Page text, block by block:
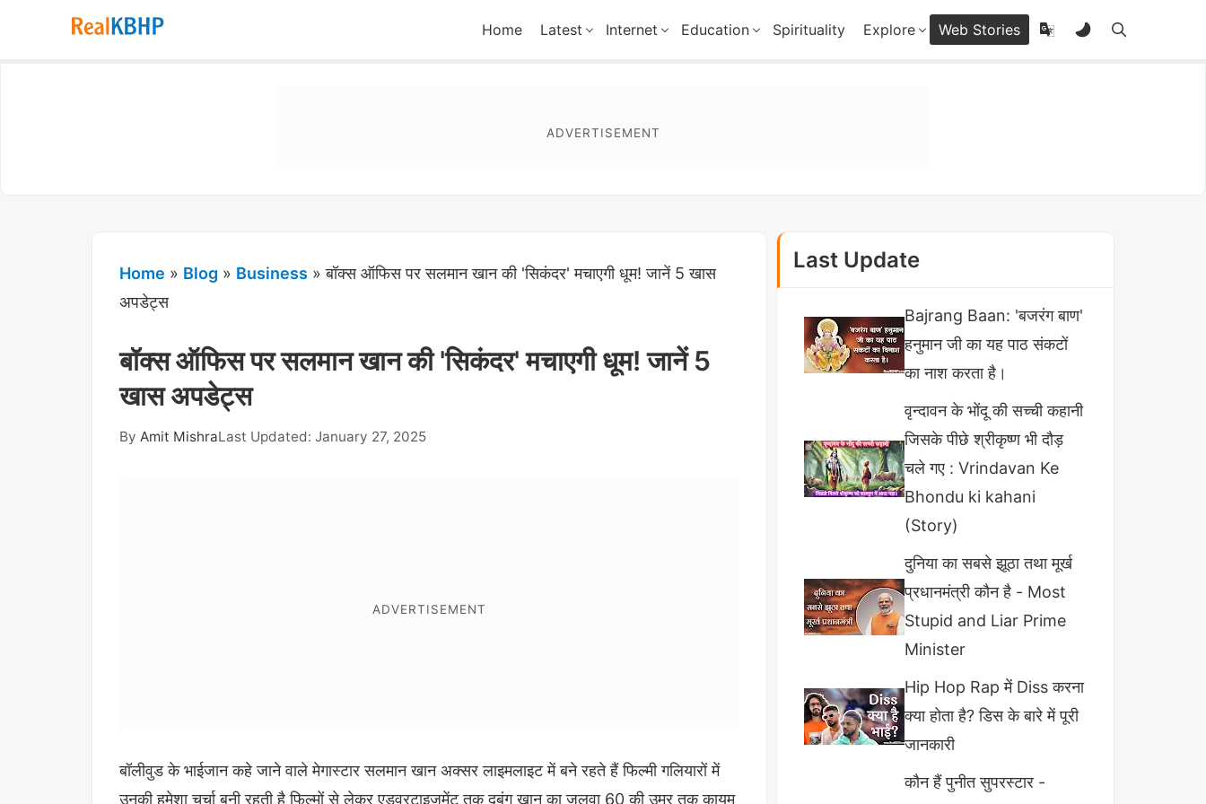
RealKBHP Home Latest Internet Education Spirituality Explore Web Stories
Home » Blog » Business »बॉक्स ऑफिस पर सलमान खान की 'सिकंदर' मचाएगी धूम! जानें 5 खास
अपडेट्स
बॉक्स ऑफिस पर सलमान खान की 'सिकंदर' मचाएगी धूम! जानें 5
खास अपडेट्स
By Amit MishraLast Updated: January 27, 2025
बॉलीवुड के भाईजान कहे जाने वाले मेगास्टार सलमान खान अक्सर लाइमलाइट में बने रहते हैं फिल्मी गलियारों में
उनकी हमेशा चर्चा बनी रहती है फिल्मों से लेकर एडवरटाइजमेंट तक दबंग खान का जलवा 60 की उम्र तक कायम
Last Update
Bajrang Baan: 'बजरंग बाण'
हनुमान जी का यह पाठ संकटों
का नाश करता है।
वृन्दावन के भोंदू की सच्ची कहानी
जिसके पीछे श्रीकृष्ण भी दौड़
चले गए : Vrindavan Ke
Bhondu ki kahani
(Story)
दुनिया का सबसे झूठा तथा मूर्ख
प्रधानमंत्री कौन है - Most
Stupid and Liar Prime
Minister
Hip Hop Rap में Diss करना
क्या होता है? डिस के बारे में पूरी
जानकारी
कौन हैं पुनीत सुपरस्टार -